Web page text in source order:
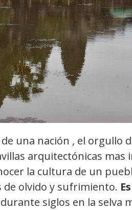
una nación , el orgullo
arquitectónicas
la cultura de un
de olvido y sufrimiento.
siglos en la selva